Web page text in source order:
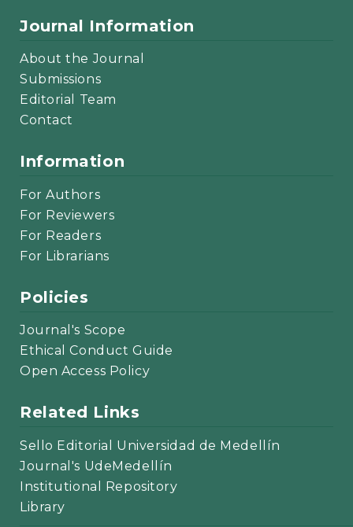
Journal Information
About the Journal
Submissions
Editorial Team
Contact
Information
For Authors
For Reviewers
For Readers
For Librarians
Policies
Journal's Scope
Ethical Conduct Guide
Open Access Policy
Related Links
Sello Editorial Universidad de Medellín
Journal's UdeMedellín
Institutional Repository
Library